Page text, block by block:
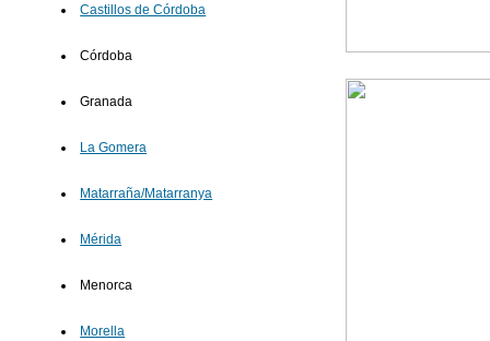
Castillos de Córdoba
Córdoba
Granada
La Gomera
Matarraña/Matarranya
Mérida
Menorca
Morella